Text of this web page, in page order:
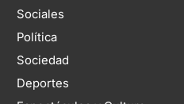
Sociales
Política
Sociedad
Deportes